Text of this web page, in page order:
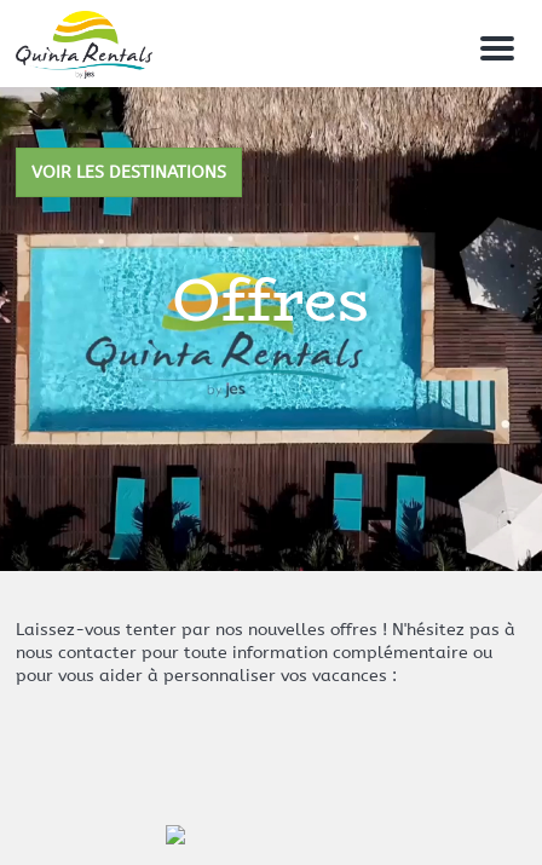
M
n
u
VOIR LES DESTINATIONS
Offres
Laissez-vous tenter par nos nouvelles offres ! N'hésitez pas à
nous contacter pour toute information complémentaire ou
pour vous aider à personnaliser vos vacances :